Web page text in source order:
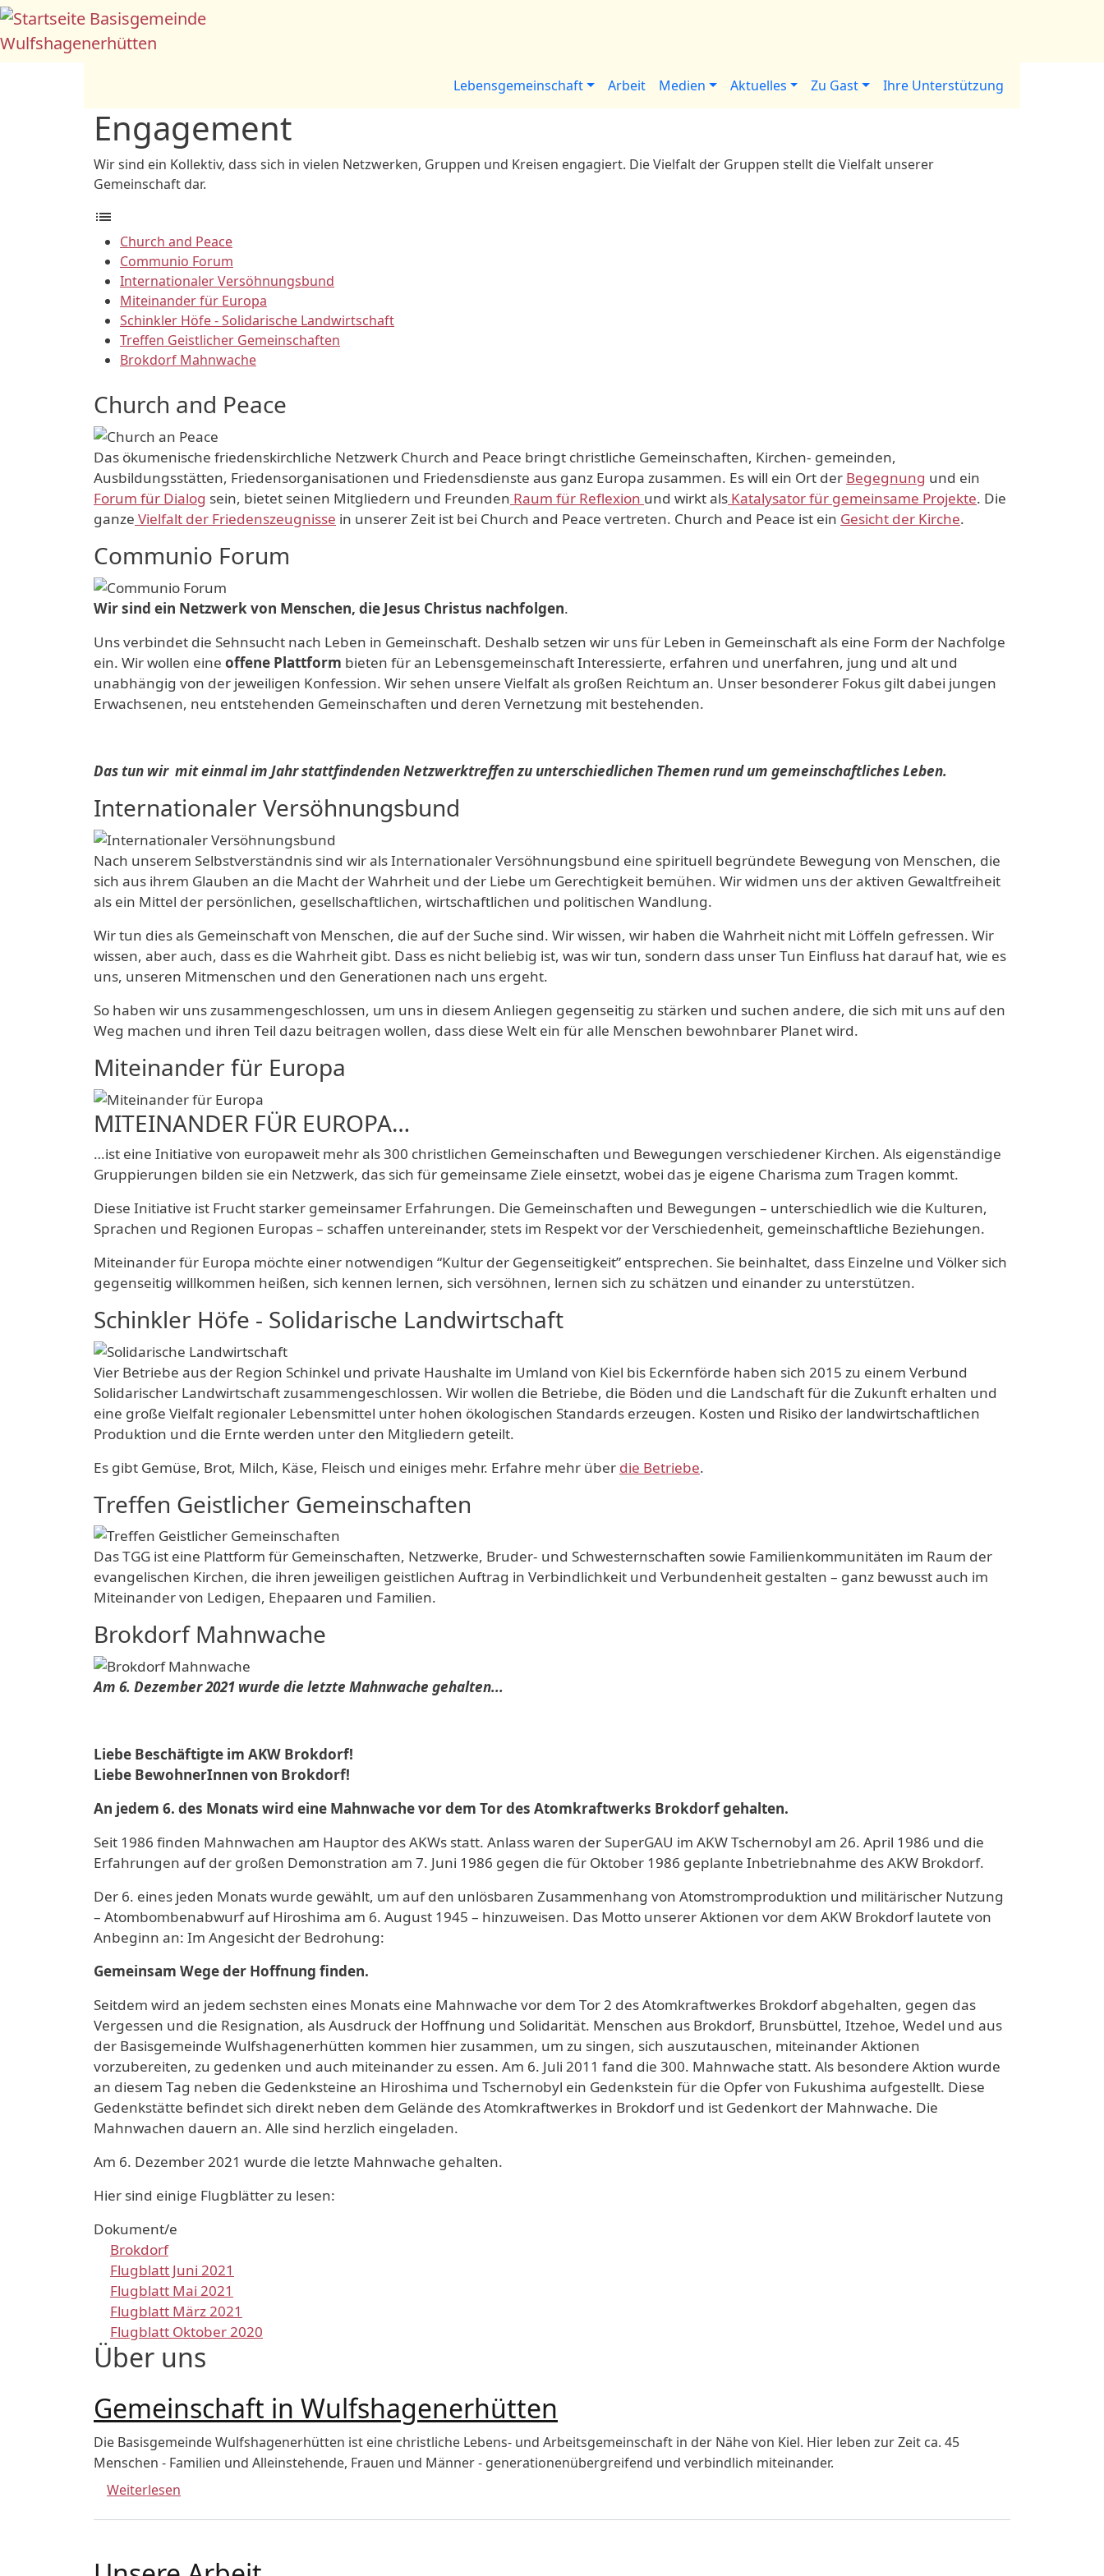
Direkt zum InhaltBasisgemeinde
Wulfshagenerhütten
Hauptnavigation
Lebensgemeinschaft Arbeit Medien Aktuelles Zu Gast Ihre Unterstützung
Engagement
Wir sind ein Kollektiv, dass sich in vielen Netzwerken, Gruppen und Kreisen engagiert. Die Vielfalt der Gruppen stellt die Vielfalt unserer
Gemeinschaft dar.
list
Church and Peace
Communio Forum
Internationaler Versöhnungsbund
Miteinander für Europa
Schinkler Höfe - Solidarische Landwirtschaft
Treffen Geistlicher Gemeinschaften
Brokdorf Mahnwache
Church and Peace
Das ökumenische friedenskirchliche Netzwerk Church and Peace bringt christliche Gemeinschaften, Kirchen- gemeinden,
Ausbildungsstätten, Friedensorganisationen und Friedensdienste aus ganz Europa zusammen. Es will ein Ort der Begegnung und ein
Forum für Dialog sein, bietet seinen Mitgliedern und Freunden Raum für Reflexion und wirkt als Katalysator für gemeinsame Projekte. Die
ganze Vielfalt der Friedenszeugnisse in unserer Zeit ist bei Church and Peace vertreten. Church and Peace ist ein Gesicht der Kirche.
Communio Forum
Wir sind ein Netzwerk von Menschen, die Jesus Christus nachfolgen.
Uns verbindet die Sehnsucht nach Leben in Gemeinschaft. Deshalb setzen wir uns für Leben in Gemeinschaft als eine Form der Nachfolge
ein. Wir wollen eine offene Plattform bieten für an Lebensgemeinschaft Interessierte, erfahren und unerfahren, jung und alt und
unabhängig von der jeweiligen Konfession. Wir sehen unsere Vielfalt als großen Reichtum an. Unser besonderer Fokus gilt dabei jungen
Erwachsenen, neu entstehenden Gemeinschaften und deren Vernetzung mit bestehenden.
Das tun wir mit einmal im Jahr stattfindenden Netzwerktreffen zu unterschiedlichen Themen rund um gemeinschaftliches Leben.
Internationaler Versöhnungsbund
Nach unserem Selbstverständnis sind wir als Internationaler Versöhnungsbund eine spirituell begründete Bewegung von Menschen, die
sich aus ihrem Glauben an die Macht der Wahrheit und der Liebe um Gerechtigkeit bemühen. Wir widmen uns der aktiven Gewaltfreiheit
als ein Mittel der persönlichen, gesellschaftlichen, wirtschaftlichen und politischen Wandlung.
Wir tun dies als Gemeinschaft von Menschen, die auf der Suche sind. Wir wissen, wir haben die Wahrheit nicht mit Löffeln gefressen. Wir
wissen, aber auch, dass es die Wahrheit gibt. Dass es nicht beliebig ist, was wir tun, sondern dass unser Tun Einfluss hat darauf hat, wie es
uns, unseren Mitmenschen und den Generationen nach uns ergeht.
So haben wir uns zusammengeschlossen, um uns in diesem Anliegen gegenseitig zu stärken und suchen andere, die sich mit uns auf den
Weg machen und ihren Teil dazu beitragen wollen, dass diese Welt ein für alle Menschen bewohnbarer Planet wird.
Miteinander für Europa
MITEINANDER FÜR EUROPA…
…ist eine Initiative von europaweit mehr als 300 christlichen Gemeinschaften und Bewegungen verschiedener Kirchen. Als eigenständige
Gruppierungen bilden sie ein Netzwerk, das sich für gemeinsame Ziele einsetzt, wobei das je eigene Charisma zum Tragen kommt.
Diese Initiative ist Frucht starker gemeinsamer Erfahrungen. Die Gemeinschaften und Bewegungen – unterschiedlich wie die Kulturen,
Sprachen und Regionen Europas – schaffen untereinander, stets im Respekt vor der Verschiedenheit, gemeinschaftliche Beziehungen.
Miteinander für Europa möchte einer notwendigen “Kultur der Gegenseitigkeit” entsprechen. Sie beinhaltet, dass Einzelne und Völker sich
gegenseitig willkommen heißen, sich kennen lernen, sich versöhnen, lernen sich zu schätzen und einander zu unterstützen.
Schinkler Höfe - Solidarische Landwirtschaft
Vier Betriebe aus der Region Schinkel und private Haushalte im Umland von Kiel bis Eckernförde haben sich 2015 zu einem Verbund
Solidarischer Landwirtschaft zusammengeschlossen. Wir wollen die Betriebe, die Böden und die Landschaft für die Zukunft erhalten und
eine große Vielfalt regionaler Lebensmittel unter hohen ökologischen Standards erzeugen. Kosten und Risiko der landwirtschaftlichen
Produktion und die Ernte werden unter den Mitgliedern geteilt.
Es gibt Gemüse, Brot, Milch, Käse, Fleisch und einiges mehr. Erfahre mehr über die Betriebe.
Treffen Geistlicher Gemeinschaften
Das TGG ist eine Plattform für Gemeinschaften, Netzwerke, Bruder- und Schwesternschaften sowie Familienkommunitäten im Raum der
evangelischen Kirchen, die ihren jeweiligen geistlichen Auftrag in Verbindlichkeit und Verbundenheit gestalten – ganz bewusst auch im
Miteinander von Ledigen, Ehepaaren und Familien.
Brokdorf Mahnwache
Am 6. Dezember 2021 wurde die letzte Mahnwache gehalten...
Liebe Beschäftigte im AKW Brokdorf!
Liebe BewohnerInnen von Brokdorf!
An jedem 6. des Monats wird eine Mahnwache vor dem Tor des Atomkraftwerks Brokdorf gehalten.
Seit 1986 finden Mahnwachen am Hauptor des AKWs statt. Anlass waren der SuperGAU im AKW Tschernobyl am 26. April 1986 und die
Erfahrungen auf der großen Demonstration am 7. Juni 1986 gegen die für Oktober 1986 geplante Inbetriebnahme des AKW Brokdorf.
Der 6. eines jeden Monats wurde gewählt, um auf den unlösbaren Zusammenhang von Atomstromproduktion und militärischer Nutzung
– Atombombenabwurf auf Hiroshima am 6. August 1945 – hinzuweisen. Das Motto unserer Aktionen vor dem AKW Brokdorf lautete von
Anbeginn an: Im Angesicht der Bedrohung:
Gemeinsam Wege der Hoffnung finden.
Seitdem wird an jedem sechsten eines Monats eine Mahnwache vor dem Tor 2 des Atomkraftwerkes Brokdorf abgehalten, gegen das
Vergessen und die Resignation, als Ausdruck der Hoffnung und Solidarität. Menschen aus Brokdorf, Brunsbüttel, Itzehoe, Wedel und aus
der Basisgemeinde Wulfshagenerhütten kommen hier zusammen, um zu singen, sich auszutauschen, miteinander Aktionen
vorzubereiten, zu gedenken und auch miteinander zu essen. Am 6. Juli 2011 fand die 300. Mahnwache statt. Als besondere Aktion wurde
an diesem Tag neben die Gedenksteine an Hiroshima und Tschernobyl ein Gedenkstein für die Opfer von Fukushima aufgestellt. Diese
Gedenkstätte befindet sich direkt neben dem Gelände des Atomkraftwerkes in Brokdorf und ist Gedenkort der Mahnwache. Die
Mahnwachen dauern an. Alle sind herzlich eingeladen.
Am 6. Dezember 2021 wurde die letzte Mahnwache gehalten.
Hier sind einige Flugblätter zu lesen:
Dokument/e
Brokdorf
Flugblatt Juni 2021
Flugblatt Mai 2021
Flugblatt März 2021
Flugblatt Oktober 2020
Über uns
Gemeinschaft in Wulfshagenerhütten
Die Basisgemeinde Wulfshagenerhütten ist eine christliche Lebens- und Arbeitsgemeinschaft in der Nähe von Kiel. Hier leben zur Zeit ca. 45
Menschen - Familien und Alleinstehende, Frauen und Männer - generationenübergreifend und verbindlich miteinander.
Weiterlesen